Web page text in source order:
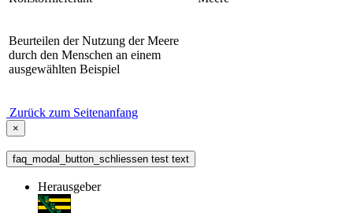
Beurteilen der Nutzung der Meere
durch den Menschen an einem
ausgewählten Beispiel
Zurück zum Seitenanfang
×
faq_modal_button_schliessen test text
Herausgeber